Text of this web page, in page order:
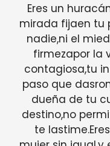
Eres un
mirada fijaen tu
nadie,ni el
firmezapor la
contagiosa,tu
paso que
dueña de tu
destino,no
te